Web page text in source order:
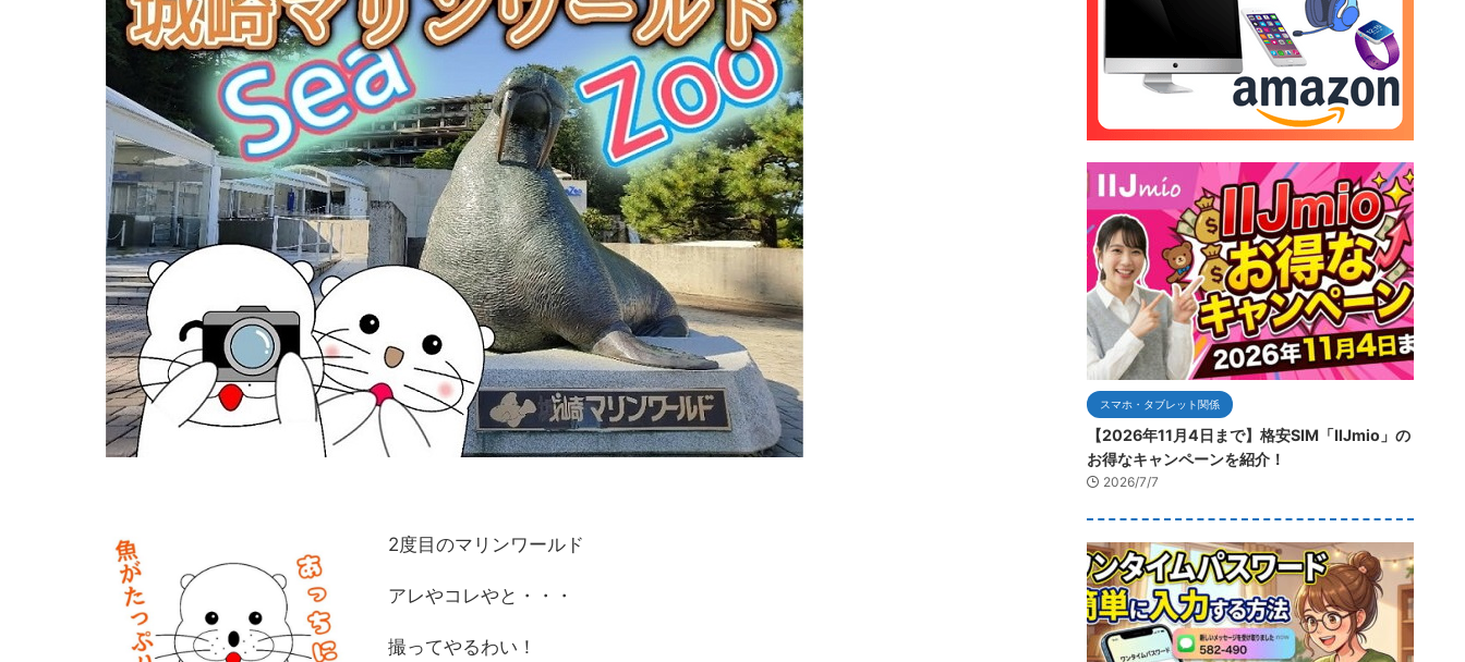
2度目のマリンワールド
アレやコレやと・・・
撮ってやるわい！
スマホ・タブレット関係
【2026年11月4日まで】格安SIM「IIJmio」の
お得なキャンペーンを紹介！
2026/7/7